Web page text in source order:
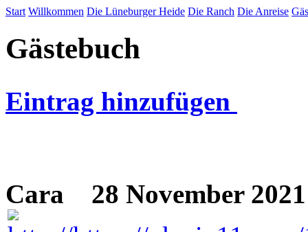
Start Willkommen Die Lüneburger Heide Die Ranch Die Anreise
Gästebuch
Eintrag hinzufügen
Cara 28 November